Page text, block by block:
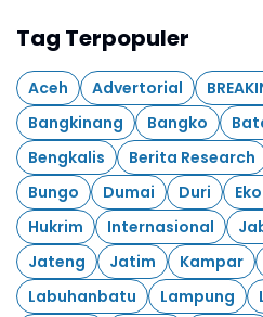
Tag Terpopuler
Aceh Advertorial
Bangkinang
Bangko
Bengkalis
Berita Research
Bungo
Dumai Duri
Hukrim
Internasional
Jateng
Jatim Kampar
Labuhanbatu
Lampung